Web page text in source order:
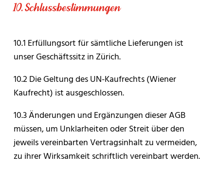
10. Schlussbestimmungen
10.1 Erfüllungsort für sämtliche Lieferungen ist
unser Geschäftssitz in Zürich.
10.2 Die Geltung des UN-Kaufrechts (Wiener
Kaufrecht) ist ausgeschlossen.
10.3 Änderungen und Ergänzungen dieser AGB
müssen, um Unklarheiten oder Streit über den
jeweils vereinbarten Vertragsinhalt zu vermeiden,
zu ihrer Wirksamkeit schriftlich vereinbart werden.